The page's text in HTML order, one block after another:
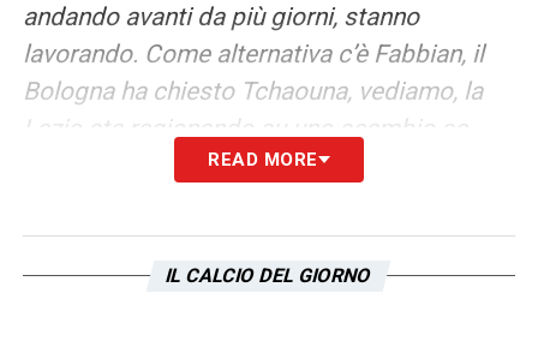
andando avanti da più giorni, stanno
lavorando. Come alternativa c’è Fabbian, il
Bologna ha chiesto Tchaouna, vediamo, la
Lazio
sta ragionando su uno scambio se
Casadei.””
LA PLAYLIST DELLE NOSTRE TOP NEWS
READ MORE
IL CALCIO DEL GIORNO